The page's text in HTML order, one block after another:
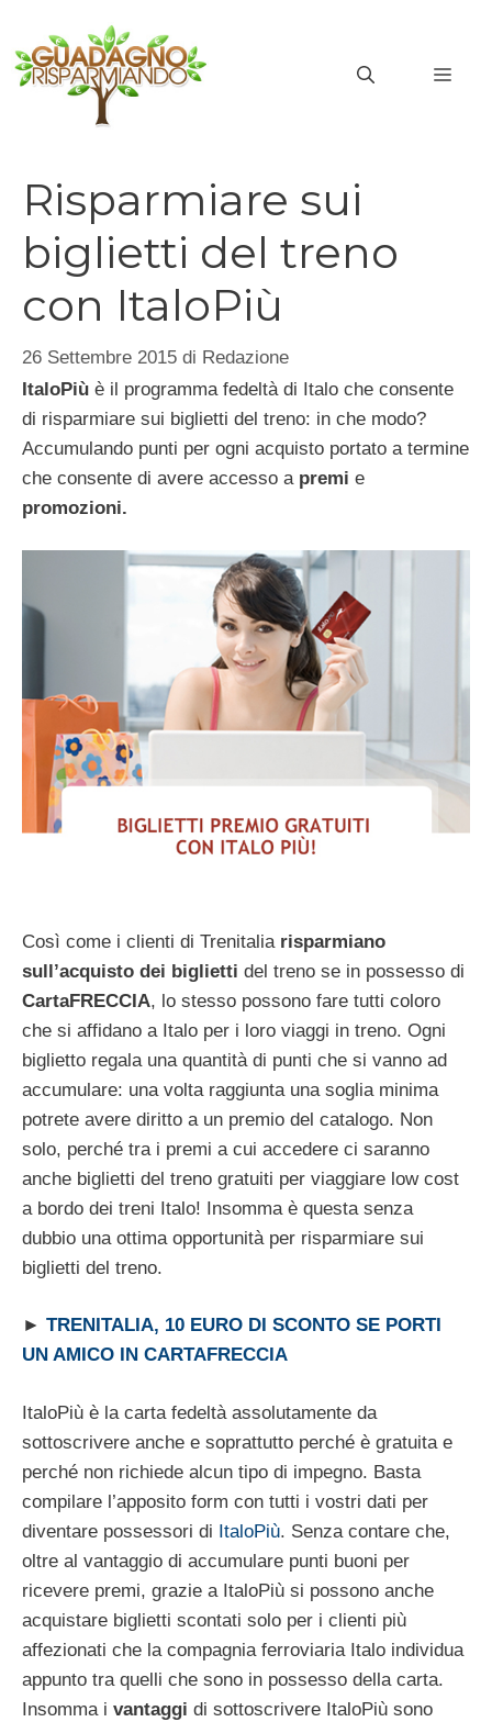
contenuto
Risparmiare sui
biglietti del treno
con ItaloPiù
26 Settembre 2015 di Redazione
ItaloPiù è il programma fedeltà di Italo che consente
di risparmiare sui biglietti del treno: in che modo?
Accumulando punti per ogni acquisto portato a termine
che consente di avere accesso a premi e
promozioni.
Così come i clienti di Trenitalia risparmiano
sull’acquisto dei biglietti del treno se in possesso di
CartaFRECCIA, lo stesso possono fare tutti coloro
che si affidano a Italo per i loro viaggi in treno. Ogni
biglietto regala una quantità di punti che si vanno ad
accumulare: una volta raggiunta una soglia minima
potrete avere diritto a un premio del catalogo. Non
solo, perché tra i premi a cui accedere ci saranno
anche biglietti del treno gratuiti per viaggiare low cost
a bordo dei treni Italo! Insomma è questa senza
dubbio una ottima opportunità per risparmiare sui
biglietti del treno.
► TRENITALIA, 10 EURO DI SCONTO SE PORTI
UN AMICO IN CARTAFRECCIA
ItaloPiù è la carta fedeltà assolutamente da
sottoscrivere anche e soprattutto perché è gratuita e
perché non richiede alcun tipo di impegno. Basta
compilare l’apposito form con tutti i vostri dati per
diventare possessori di ItaloPiù. Senza contare che,
oltre al vantaggio di accumulare punti buoni per
ricevere premi, grazie a ItaloPiù si possono anche
acquistare biglietti scontati solo per i clienti più
affezionati che la compagnia ferroviaria Italo individua
appunto tra quelli che sono in possesso della carta.
Insomma i vantaggi di sottoscrivere ItaloPiù sono